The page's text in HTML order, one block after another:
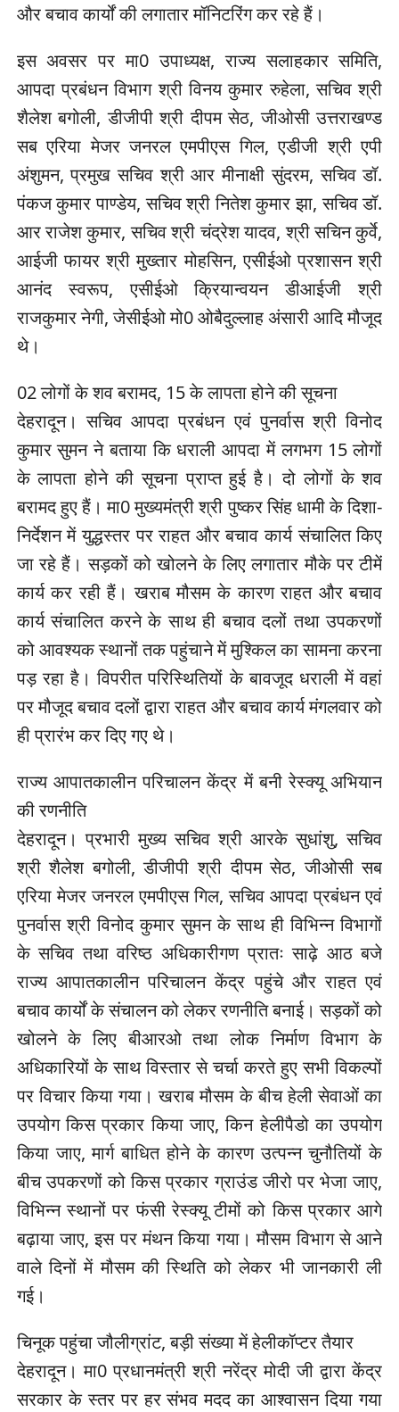
और बचाव कार्यों की लगातार मॉनिटरिंग कर रहे हैं।
इस अवसर पर मा0 उपाध्यक्ष, राज्य सलाहकार समिति,
आपदा प्रबंधन विभाग श्री विनय कुमार रुहेला, सचिव श्री
शैलेश बगोली, डीजीपी श्री दीपम सेठ, जीओसी उत्तराखण्ड
सब एरिया मेजर जनरल एमपीएस गिल, एडीजी श्री एपी
अंशुमन, प्रमुख सचिव श्री आर मीनाक्षी सुंदरम, सचिव डॉ.
पंकज कुमार पाण्डेय, सचिव श्री नितेश कुमार झा, सचिव डॉ.
आर राजेश कुमार, सचिव श्री चंद्रेश यादव, श्री सचिन कुर्वे,
आईजी फायर श्री मुख्तार मोहसिन, एसीईओ प्रशासन श्री
आनंद स्वरूप, एसीईओ क्रियान्वयन डीआईजी श्री
राजकुमार नेगी, जेसीईओ मो0 ओबैदुल्लाह अंसारी आदि मौजूद
थे।
02 लोगों के शव बरामद, 15 के लापता होने की सूचना
देहरादून। सचिव आपदा प्रबंधन एवं पुनर्वास श्री विनोद
कुमार सुमन ने बताया कि धराली आपदा में लगभग 15 लोगों
के लापता होने की सूचना प्राप्त हुई है। दो लोगों के शव
बरामद हुए हैं। मा0 मुख्यमंत्री श्री पुष्कर सिंह धामी के दिशा-
निर्देशन में युद्धस्तर पर राहत और बचाव कार्य संचालित किए
जा रहे हैं। सड़कों को खोलने के लिए लगातार मौके पर टीमें
कार्य कर रही हैं। खराब मौसम के कारण राहत और बचाव
कार्य संचालित करने के साथ ही बचाव दलों तथा उपकरणों
को आवश्यक स्थानों तक पहुंचाने में मुश्किल का सामना करना
पड़ रहा है। विपरीत परिस्थितियों के बावजूद धराली में वहां
पर मौजूद बचाव दलों द्वारा राहत और बचाव कार्य मंगलवार को
ही प्रारंभ कर दिए गए थे।
राज्य आपातकालीन परिचालन केंद्र में बनी रेस्क्यू अभियान
की रणनीति
देहरादून। प्रभारी मुख्य सचिव श्री आरके सुधांशु, सचिव
श्री शैलेश बगोली, डीजीपी श्री दीपम सेठ, जीओसी सब
एरिया मेजर जनरल एमपीएस गिल, सचिव आपदा प्रबंधन एवं
पुनर्वास श्री विनोद कुमार सुमन के साथ ही विभिन्न विभागों
के सचिव तथा वरिष्ठ अधिकारीगण प्रातः साढ़े आठ बजे
राज्य आपातकालीन परिचालन केंद्र पहुंचे और राहत एवं
बचाव कार्यों के संचालन को लेकर रणनीति बनाई। सड़कों को
खोलने के लिए बीआरओ तथा लोक निर्माण विभाग के
अधिकारियों के साथ विस्तार से चर्चा करते हुए सभी विकल्पों
पर विचार किया गया। खराब मौसम के बीच हेली सेवाओं का
उपयोग किस प्रकार किया जाए, किन हेलीपैडो का उपयोग
किया जाए, मार्ग बाधित होने के कारण उत्पन्न चुनौतियों के
बीच उपकरणों को किस प्रकार ग्राउंड जीरो पर भेजा जाए,
विभिन्न स्थानों पर फंसी रेस्क्यू टीमों को किस प्रकार आगे
बढ़ाया जाए, इस पर मंथन किया गया। मौसम विभाग से आने
वाले दिनों में मौसम की स्थिति को लेकर भी जानकारी ली
गई।
चिनूक पहुंचा जौलीग्रांट, बड़ी संख्या में हेलीकॉप्टर तैयार
देहरादून। मा0 प्रधानमंत्री श्री नरेंद्र मोदी जी द्वारा केंद्र
सरकार के स्तर पर हर संभव मदद का आश्वासन दिया गया